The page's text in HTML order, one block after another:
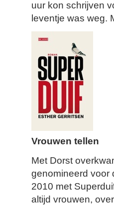
uur kon schrijven
leventje was weg.
Vrouwen tellen
Met Dorst
genomineerd voor
2010 met
altijd vrouwen,